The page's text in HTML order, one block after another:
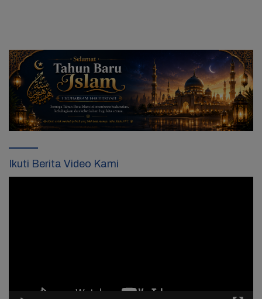
Ikuti Berita Video Kami